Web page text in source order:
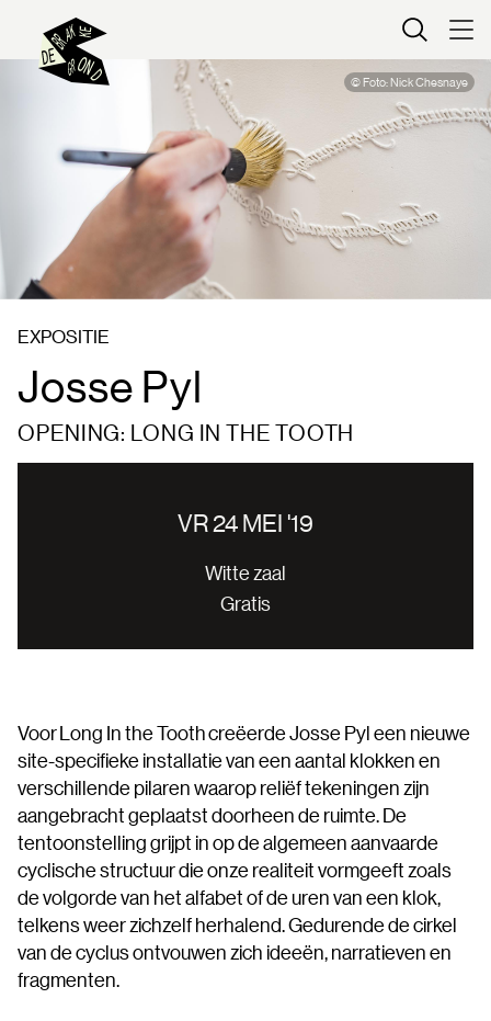
© Foto: Nick Chesnaye
EXPOSITIE
Josse Pyl
OPENING: LONG IN THE TOOTH
VR 24 MEI '19
Witte zaal
Gratis
Voor Long In the Tooth creëerde Josse Pyl een nieuwe
site-specifieke installatie van een aantal klokken en
verschillende pilaren waarop reliëf tekeningen zijn
aangebracht geplaatst doorheen de ruimte. De
tentoonstelling grijpt in op de algemeen aanvaarde
cyclische structuur die onze realiteit vormgeeft zoals
de volgorde van het alfabet of de uren van een klok,
telkens weer zichzelf herhalend. Gedurende de cirkel
van de cyclus ontvouwen zich ideeën, narratieven en
fragmenten.